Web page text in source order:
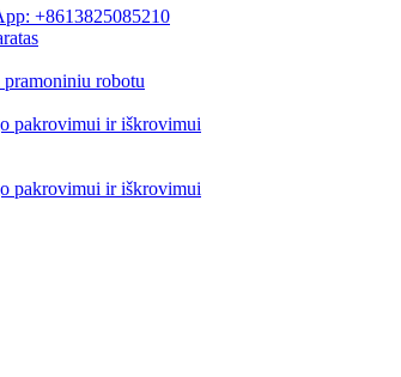
+8613825085210
robotu
pakrovimui ir iškrovimui
pakrovimui ir iškrovimui